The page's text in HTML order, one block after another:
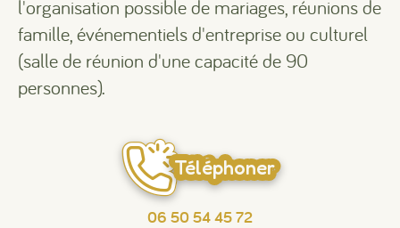
l'organisation possible de mariages, réunions de
famille, événementiels d'entreprise ou culturel
(salle de réunion d'une capacité de 90
personnes).
Téléphoner
06 50 54 45 72